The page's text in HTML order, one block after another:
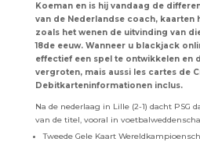
Koeman en is hij vandaag de
van de Nederlandse coach, kaarten
zoals het wenen de uitvinding van
18de eeuw. Wanneer u blackjack
effectief een spel te ontwikkelen en
vergroten, mais aussi les cartes de
Debitkarteninformationen inclus.
Na de nederlaag in Lille (2-1) dacht PSG
van de titel, vooral in
Tweede Gele Kaart